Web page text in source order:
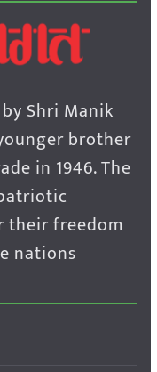
Shri Manik
brother
in 1946. The
freedom
nations